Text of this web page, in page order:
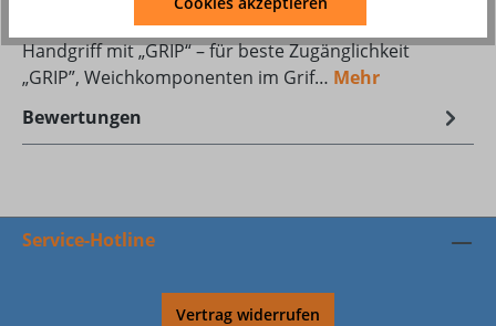
ohne Ansteuermodul Ergonomischer, kurzer
Handgriff mit „GRIP“ – für beste Zugänglichkeit
„GRIP”, Weichkomponenten im Grif… Mehr
Bewertungen
Service-Hotline
Vertrag widerrufen